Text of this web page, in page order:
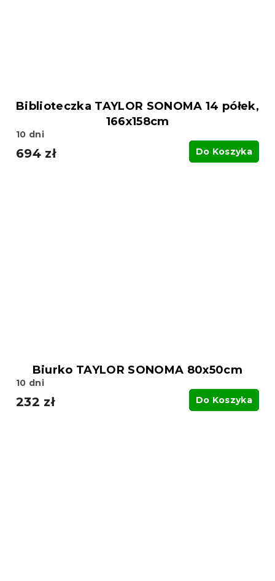
Biblioteczka TAYLOR SONOMA 14 półek,
166x158cm
10 dni
694 zł Do Koszyka
Biurko TAYLOR SONOMA 80x50cm
10 dni
232 zł Do Koszyka